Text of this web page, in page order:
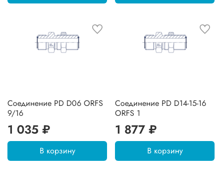
Соединение PD D06 ORFS
9/16
1 035 ₽
В корзину
Соединение PD D14-15-16
ORFS 1
1 877 ₽
В корзину